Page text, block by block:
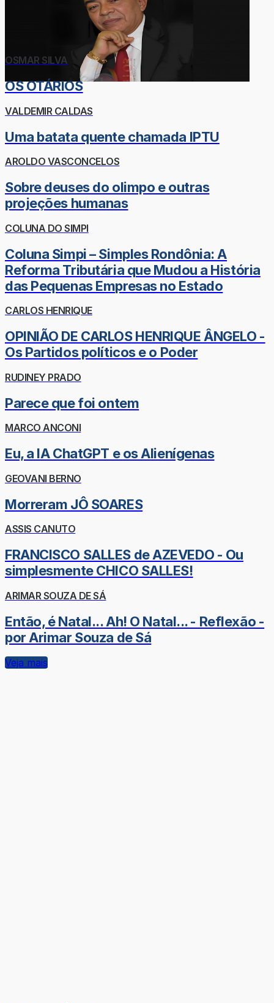
OSMAR SILVA
OS OTÁRIOS
VALDEMIR CALDAS
Uma batata quente chamada IPTU
AROLDO VASCONCELOS
Sobre deuses do olimpo e outras
projeções humanas
COLUNA DO SIMPI
Coluna Simpi – Simples Rondônia: A
Reforma Tributária que Mudou a História
das Pequenas Empresas no Estado
CARLOS HENRIQUE
OPINIÃO DE CARLOS HENRIQUE ÂNGELO -
Os Partidos políticos e o Poder
RUDINEY PRADO
Parece que foi ontem
MARCO ANCONI
Eu, a IA ChatGPT e os Alienígenas
GEOVANI BERNO
Morreram JÔ SOARES
ASSIS CANUTO
FRANCISCO SALLES de AZEVEDO - Ou
simplesmente CHICO SALLES!
ARIMAR SOUZA DE SÁ
Então, é Natal... Ah! O Natal... - Reflexão -
por Arimar Souza de Sá
Veja mais